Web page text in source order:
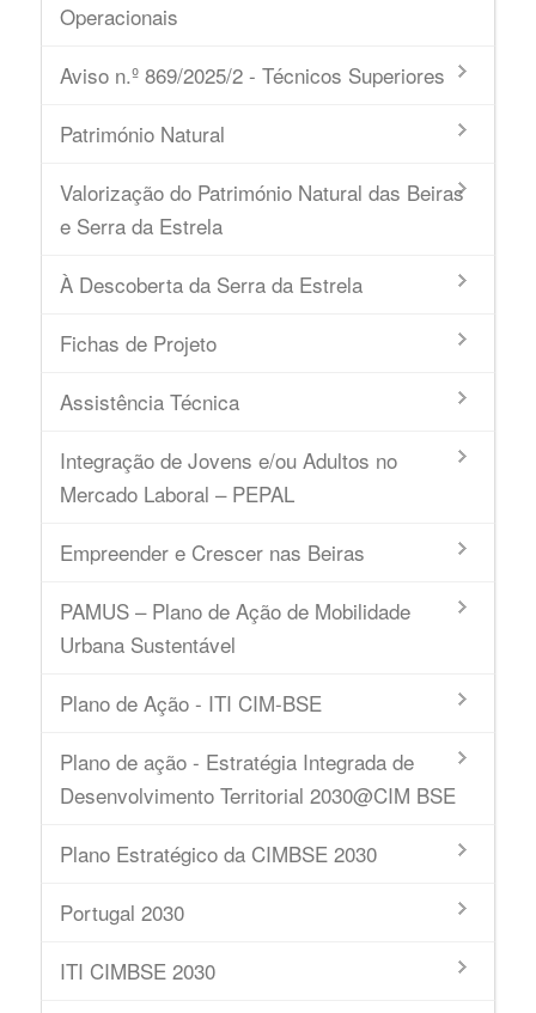
Operacionais
Aviso n.º 869/2025/2 - Técnicos Superiores
Património Natural
Valorização do Património Natural das Beiras
e Serra da Estrela
À Descoberta da Serra da Estrela
Fichas de Projeto
Assistência Técnica
Integração de Jovens e/ou Adultos no
Mercado Laboral – PEPAL
Empreender e Crescer nas Beiras
PAMUS – Plano de Ação de Mobilidade
Urbana Sustentável
Plano de Ação - ITI CIM-BSE
Plano de ação - Estratégia Integrada de
Desenvolvimento Territorial 2030@CIM BSE
Plano Estratégico da CIMBSE 2030
Portugal 2030
ITI CIMBSE 2030